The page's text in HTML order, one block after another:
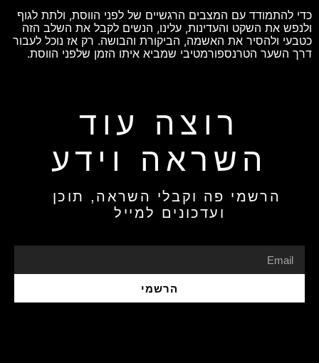
כדי להתמודד עם המצבים הרגשיים של לפני הווסת, ולתת לגוף
ולנפש את השקט והעדינות, עלינו, הנשים לקבל את השלב הזה
כטבעי ולהסיר את האשמה, הביקורת והבושה. רק אז נוכל לעבור
דרך השער הטרנספורמטיבי שמביא איתו הזמן שלפני הווסת.
רוצה עוד
השראה וידע
הרשמי פה וקבלי השראה, תוכן
ועדכונים למייל
הרשמי